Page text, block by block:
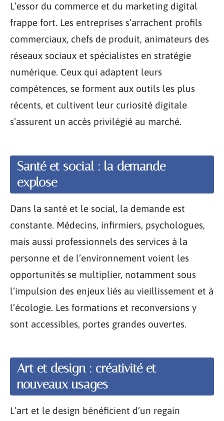
L’essor du commerce et du marketing digital
frappe fort. Les entreprises s’arrachent profils
commerciaux, chefs de produit, animateurs des
réseaux sociaux et spécialistes en stratégie
numérique. Ceux qui adaptent leurs
compétences, se forment aux outils les plus
récents, et cultivent leur curiosité digitale
s’assurent un accès privilégié au marché.
Santé et social : la demande
explose
Dans la santé et le social, la demande est
constante. Médecins, infirmiers, psychologues,
mais aussi professionnels des services à la
personne et de l’environnement voient les
opportunités se multiplier, notamment sous
l’impulsion des enjeux liés au vieillissement et à
l’écologie. Les formations et reconversions y
sont accessibles, portes grandes ouvertes.
Art et design : créativité et
nouveaux usages
L’art et le design bénéficient d’un regain